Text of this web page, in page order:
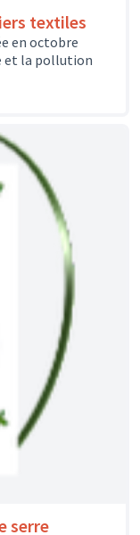
textiles
en octobre
et la pollution
serre